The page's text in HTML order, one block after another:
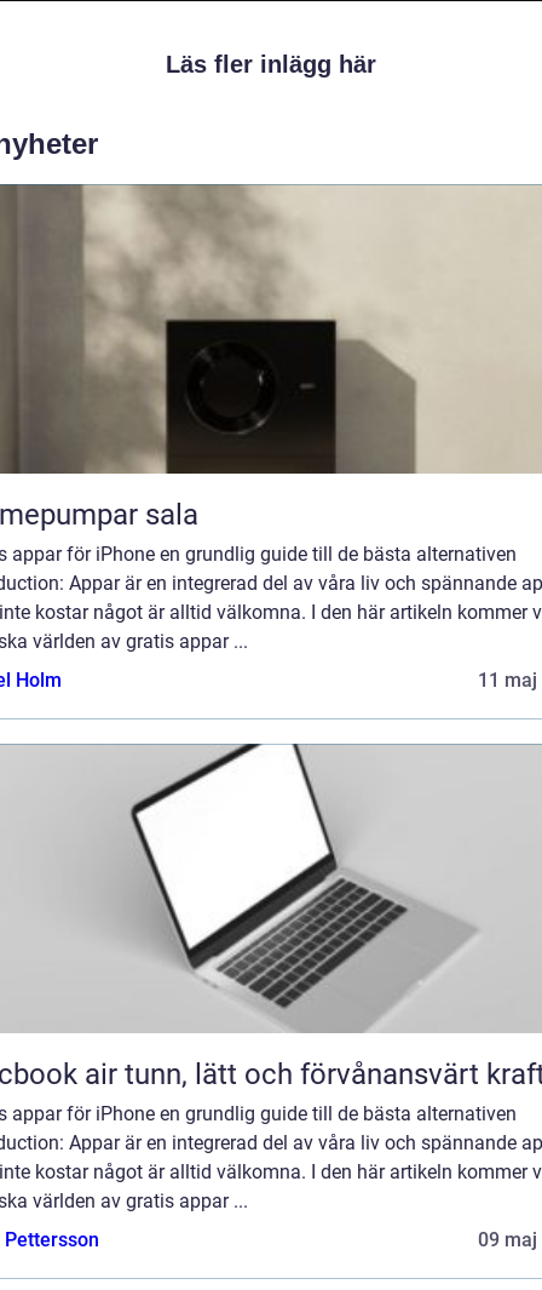
Läs fler inlägg här
sala
appar för iPhone en grundlig guide till de bästa alternativen
Appar är en integrerad del av våra liv och spännande
kostar något är alltid välkomna. I den här artikeln kommer
världen av gratis appar ...
Holm
11 maj
Macbook air tunn, lätt och förvånansvärt
appar för iPhone en grundlig guide till de bästa alternativen
Appar är en integrerad del av våra liv och spännande
kostar något är alltid välkomna. I den här artikeln kommer
världen av gratis appar ...
09 maj